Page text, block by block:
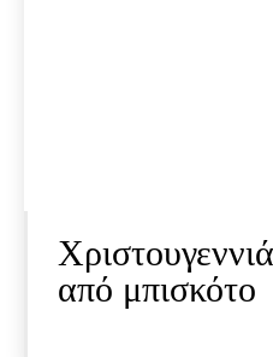
από μπισκότο